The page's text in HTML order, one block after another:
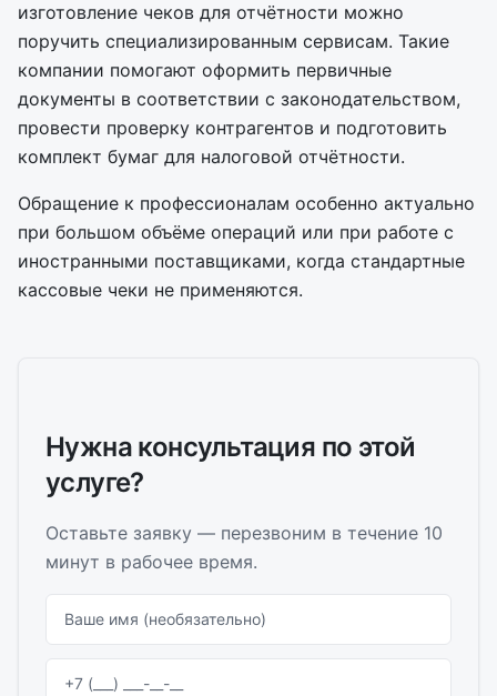
изготовление чеков для отчётности можно
поручить специализированным сервисам. Такие
компании помогают оформить первичные
документы в соответствии с законодательством,
провести проверку контрагентов и подготовить
комплект бумаг для налоговой отчётности.
Обращение к профессионалам особенно актуально
при большом объёме операций или при работе с
иностранными поставщиками, когда стандартные
кассовые чеки не применяются.
Нужна консультация по этой
услуге?
Оставьте заявку — перезвоним в течение 10
минут в рабочее время.
Ваше имя (необязательно)
Телефон